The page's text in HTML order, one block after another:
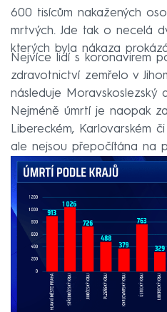
600 tisícům nakažených
mrtvých. Jde tak o necelá
kterých byla nákaza
Nejvíce lidí s koronavirem
zdravotnictví zemřelo v
následuje Moravskoslezský
Nejméně úmrtí je naopak
Libereckém, Karlovarském
ale nejsou přepočítána na